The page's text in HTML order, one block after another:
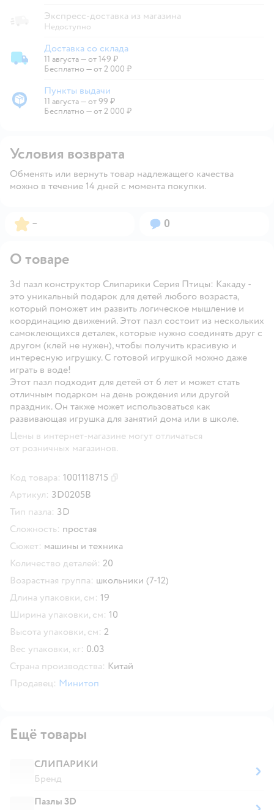
Экспресс-доставка из магазина
Недоступно
Доставка со склада
Доставка со склада
11 августа—от 149 ₽
Бесплатно — от 2 000 ₽
Пункты выдачи
Пункты выдачи
11 августа—от 99 ₽
Бесплатно — от 2 000 ₽
Условия возврата
Обменять или вернуть товар надлежащего качества
можно в течение 14 дней с момента покупки.
Рейтинг:
– Вопросов:
0
О товаре
3d пазл конструктор Слипарики Серия Птицы: Какаду -
это уникальный подарок для детей любого возраста,
который поможет им развить логическое мышление и
координацию движений. Этот пазл состоит из нескольких
самоклеющихся деталек, которые нужно соединять друг с
другом (клей не нужен), чтобы получить красивую и
интересную игрушку. С готовой игрушкой можно даже
играть в воде!
Этот пазл подходит для детей от 6 лет и может стать
отличным подарком на день рождения или другой
праздник. Он также может использоваться как
развивающая игрушка для занятий дома или в школе.
Цены в интернет-магазине могут отличаться
от розничных магазинов.
Код товара: 1001118715
Артикул: 3D0205B
Тип пазла: 3D
Сложность: простая
Сюжет: машины и техника
Количество деталей: 20
Возрастная группа: школьники (7-12)
Длина упаковки, см: 19
Ширина упаковки, см: 10
Высота упаковки, см: 2
Вес упаковки, кг: 0.03
Страна производства: Китай
Продавец: Минитоп
Ещё товары
СЛИПАРИКИ
Бренд
Пазлы 3D